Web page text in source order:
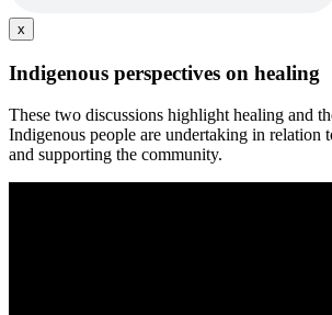
x
Indigenous perspectives on healing
These two discussions highlight healing and
Indigenous people are undertaking in relation
and supporting the community.